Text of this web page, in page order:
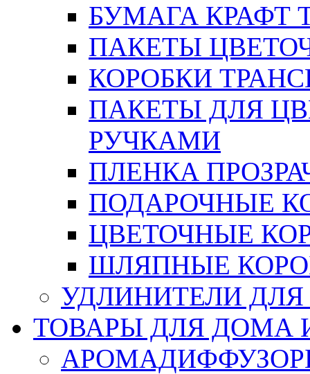
БУМАГА КРАФТ
ПАКЕТЫ
КОРОБКИ
ПАКЕТЫ ДЛЯ
РУЧКАМИ
ПЛЕНКА
ПОДАРОЧНЫЕ
ЦВЕТОЧНЫЕ
ШЛЯПНЫЕ
УДЛИНИТЕЛИ
ТОВАРЫ ДЛЯ ДОМА